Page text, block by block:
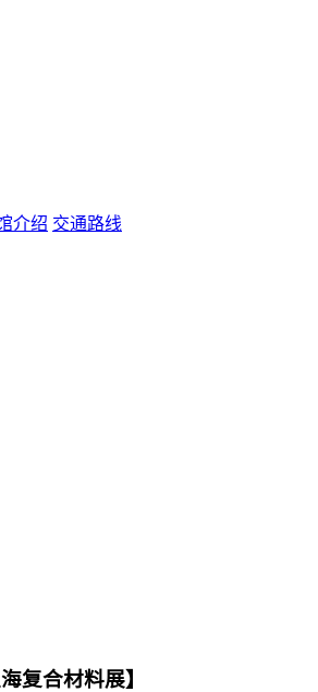
介绍 交通路线
复合材料展】